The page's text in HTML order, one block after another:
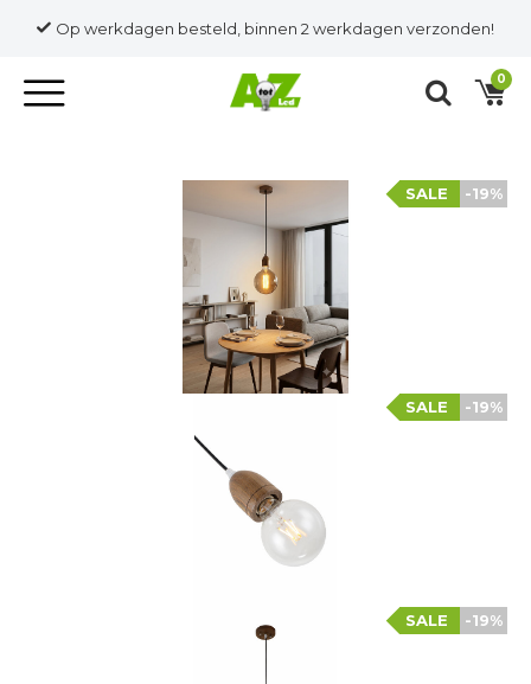
Op werkdagen besteld, binnen 2 werkdagen verzonden!
0
-19%
SALE
-19%
SALE
-19%
SALE